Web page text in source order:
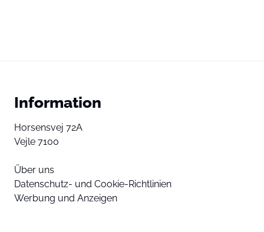
Information
Horsensvej 72A
Vejle 7100
Über uns
Datenschutz- und Cookie-Richtlinien
Werbung und Anzeigen